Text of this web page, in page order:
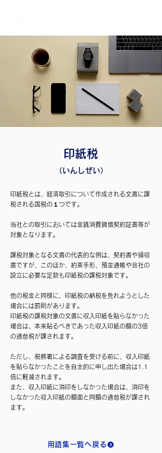
印紙税
（いんしぜい）
印紙税とは、経済取引について作成される文書に課
税される国税の１つです。
当社との取引においては金銭消費貸借契約証書等が
対象となります。
課税対象となる文書の代表的な例は、契約書や領収
書ですが、このほか、約束手形、預金通帳や会社の
設立に必要な定款も印紙税の課税対象です。
他の税金と同様に、印紙税の納税を免れようとした
場合には罰則があります。
印紙税の課税対象の文書に収入印紙を貼らなかった
場合は、本来貼るべきであった収入印紙の額の3倍
の過怠税が課されます。
ただし、税務署による調査を受ける前に、収入印紙
を貼らなかったことを自主的に申し出た場合は1.1
倍に軽減されます。
また、収入印紙に消印をしなかった場合は、消印を
しなかった収入印紙の額面と同額の過怠税が課され
ます。
用語集一覧へ戻る